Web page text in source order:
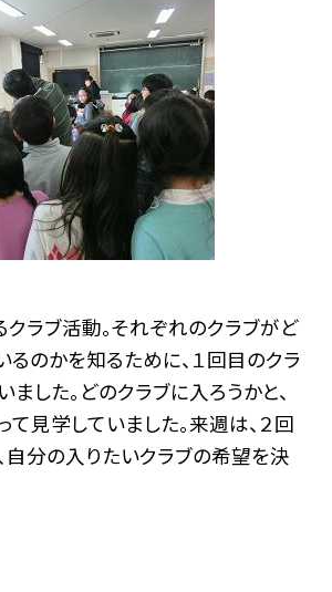
クラブ活動。それぞれのクラブがど
のかを知るために、１回目のクラ
した。どのクラブに入ろうかと、
見学していました。来週は、２回
自分の入りたいクラブの希望を決